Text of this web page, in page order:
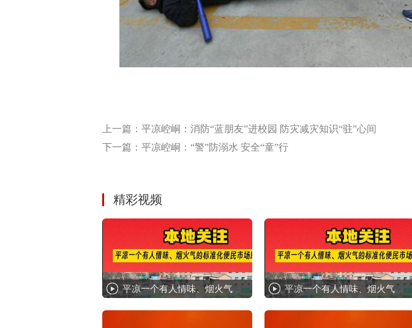
上一篇：平凉崆峒：消防“蓝朋友”进校园 防灾减灾知识“驻”心间
下一篇：平凉崆峒：“警”防溺水 安全“童”行
精彩视频
平凉一个有人情味、烟火气 平凉一个有人情味、烟火气